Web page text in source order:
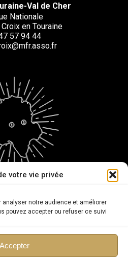
votre vie privée
notre audience et améliorer
pouvez accepter ou refuser ce suivi
Accepter
Val de Cher
Nationale
en Touraine
57 94 44